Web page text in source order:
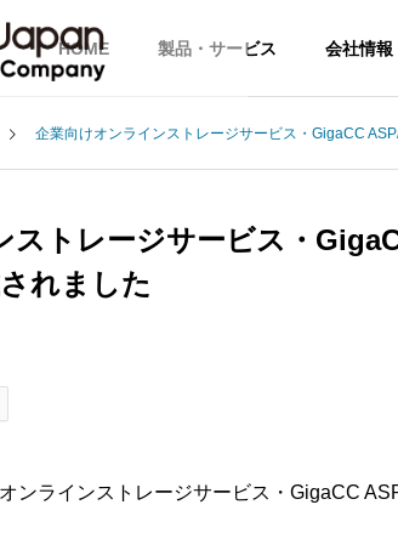
HOME 製品・サービス 会社情報
企業向けオンラインストレージサービス・GigaCC
ストレージサービス・
れました
ンラインストレージサービス・ GigaCC